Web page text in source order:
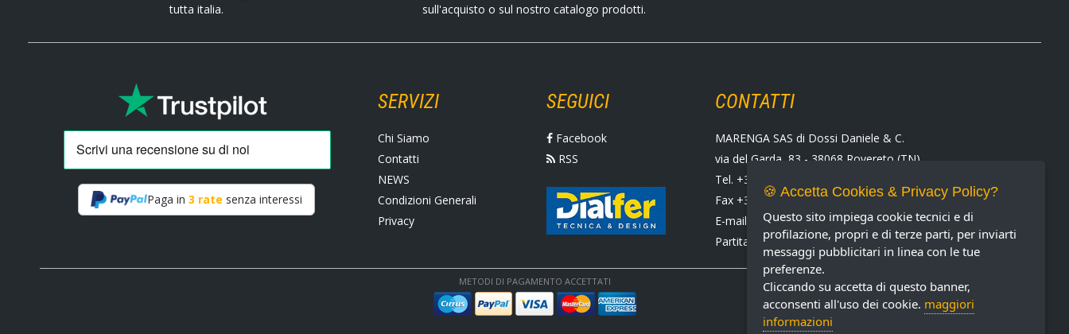
tutta italia.
sull'acquisto o sul nostro catalogo prodotti.
Paga in3 rate senza interessi
SERVIZI
Chi Siamo
Contatti
NEWS
Condizioni Generali
Privacy
SEGUICI
Facebook
RSS
CONTATTI
MARENGA SAS di Dossi Daniele & C.
via del Garda, 83 - 38068 Rovereto (TN)
Tel. +39 0464 424258
Fax +39 0464 430938
E-mail:
marenga@marenga.it
Partita IVA IT02232370227
METODI DI PAGAMENTO ACCETTATI
🍪 Accetta Cookies & Privacy Policy?
Questo sito impiega cookie tecnici e di
profilazione, propri e di terze parti, per inviarti
messaggi pubblicitari in linea con le tue
preferenze.
Cliccando su accetta di questo banner,
acconsenti all'uso dei cookie. maggiori
informazioni